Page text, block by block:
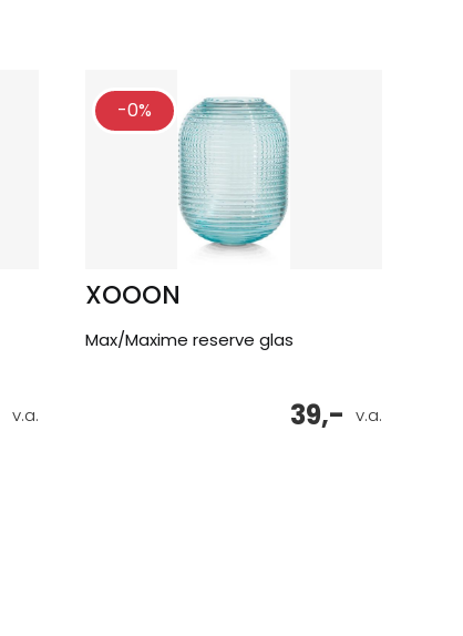
v.a.
-0%
XOOON
Max/Maxime reserve glas
v.a.
39,-